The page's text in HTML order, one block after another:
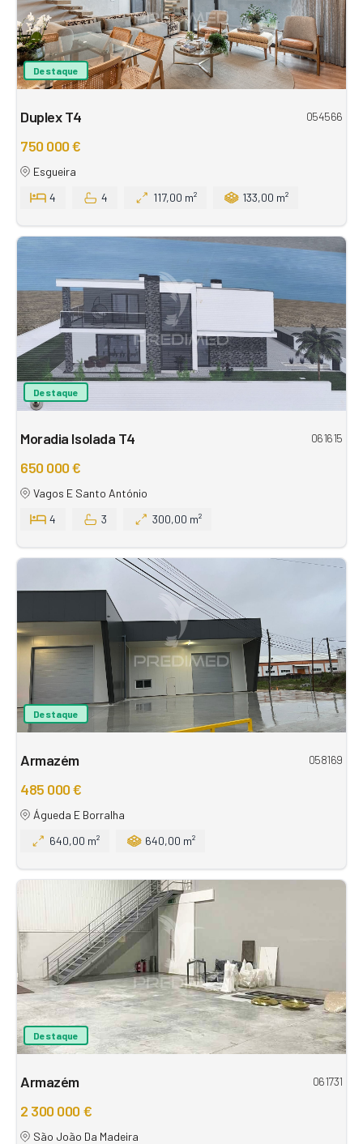
Destaque
Duplex T4 054566
750 000 €
Esgueira
4
4 117,00 m² 133,00 m²
Destaque
Moradia Isolada T4 061615
650 000 €
Vagos E Santo António
4
3 300,00 m²
Destaque
Armazém 058169
485 000 €
Águeda E Borralha
640,00 m²
640,00 m²
Destaque
Armazém 061731
2 300 000 €
São João Da Madeira